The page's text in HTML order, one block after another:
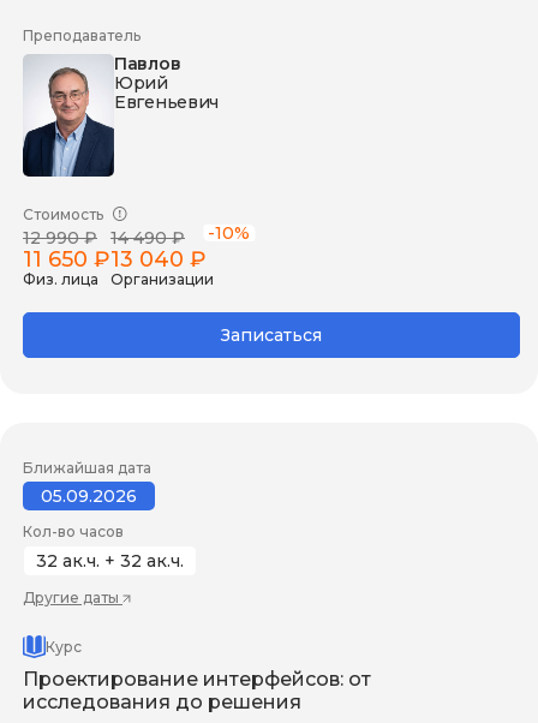
Преподаватель
Павлов
Юрий
Евгеньевич
Стоимость
12 990 ₽
11 650 ₽
Физ. лица
14 490 ₽ -10%
13 040 ₽
Организации
Записаться
Ближайшая дата
05.09.2026
Кол-во часов
32 ак.ч. + 32 ак.ч.
Другие даты
Курс
Проектирование интерфейсов: от
исследования до решения